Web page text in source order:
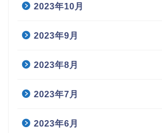
2023年10月
2023年9月
2023年8月
2023年7月
2023年6月